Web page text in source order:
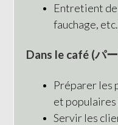
Entretient
fauchage,
Dans le café (パ
Préparer les
et
Servir les